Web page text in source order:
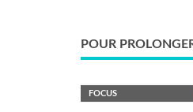
POUR
FOCUS